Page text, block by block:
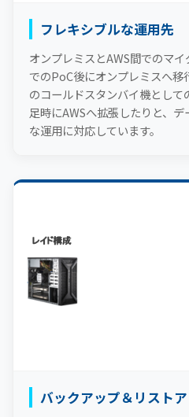
フレキシブルな運用先
オンプレミスとAWS間でのマ
でのPoC後にオンプレミスへ移
のコールドスタンバイ機として
足時にAWSへ拡張したりと、
な運用に対応しています。
バックアップ＆リストア